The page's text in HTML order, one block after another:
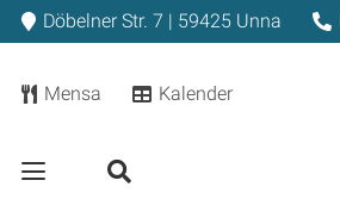
Döbelner Str. 7 | 59425 Unna
Mensa Kalender